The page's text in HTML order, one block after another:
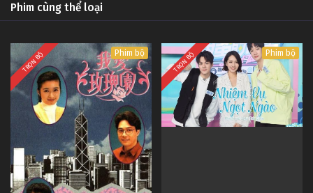
19 Tôi Là Triệu Giáp Đệ Tập 19
Vietsub
#1
18 Tôi Là Triệu Giáp Đệ Tập 18
Vietsub
#1
Tôi Là Triệu Giáp Đệ Tập 17
16 Tôi Là Triệu Giáp Đệ Tập 16
Phim cùng thể loại
TRỌN BỘ Phim bộ TRỌN BỘ Phim bộ